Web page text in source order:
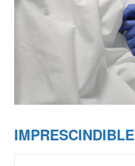
IMPRESCINDIBLE